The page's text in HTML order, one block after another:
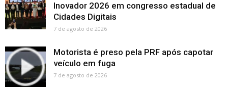
Inovador 2026 em congresso estadual de
Cidades Digitais
7 de agosto de 2026
Motorista é preso pela PRF após capotar
veículo em fuga
7 de agosto de 2026